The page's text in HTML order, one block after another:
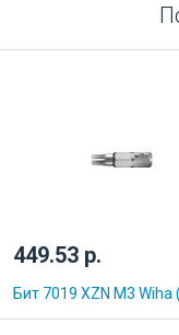
449.53 р.
Бит 7019 XZN M3 Wiha